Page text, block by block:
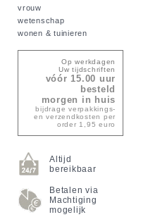
vrouw
wetenschap
wonen & tuinieren
Op werkdagen
Uw tijdschriften
vóór 15.00 uur
besteld
morgen in huis
bijdrage verpakkings-
en verzendkosten per
order 1,95 euro
Altijd
bereikbaar
Betalen via
Machtiging
mogelijk